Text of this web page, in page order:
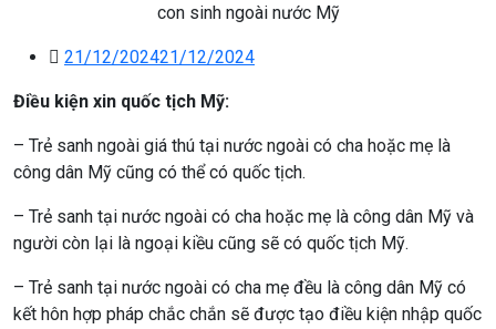
con sinh ngoài nước Mỹ
21/12/202421/12/2024
Điều kiện xin quốc tịch Mỹ:
– Trẻ sanh ngoài giá thú tại nước ngoài có cha hoặc mẹ là
công dân Mỹ cũng có thể có quốc tịch.
– Trẻ sanh tại nước ngoài có cha hoặc mẹ là công dân Mỹ và
người còn lại là ngoại kiều cũng sẽ có quốc tịch Mỹ.
– Trẻ sanh tại nước ngoài có cha mẹ đều là công dân Mỹ có
kết hôn hợp pháp chắc chắn sẽ được tạo điều kiện nhập quốc